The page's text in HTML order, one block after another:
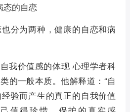
态的自恋
分为两种，健康的自恋和病
我价值感的体现 心理学者科
的一般本质。他解释道：“自
验而产生的真正的自我价值